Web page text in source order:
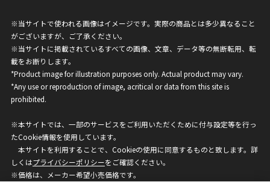
※当サイトで使われる画像はイメージです。実際の商品とは多少異なること
がございますが、ご了承ください。
※当サイトに掲載されているすべての画像、文章、データ等の無断転用、転
載をお断りします。
*Product image for illustration purposes only. Actual product may vary.
*Any use or reproduction of image, acritical or data from this site is
prohibited.
※本サイトでは、一部のサービスをご利用いただくために付与設定等を行っ
たCookie情報を使用しています。
本サイトを利用することで、Cookieの使用に同意するものと致します。詳
しくはプライバシーポリシーをご確認ください。
※価格は、メーカー希望小売価格です。